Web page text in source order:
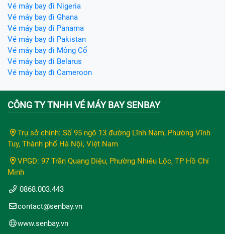
Vé máy bay đi Nigeria
Vé máy bay đi Ghana
Vé máy bay đi Panama
Vé máy bay đi Pakistan
Vé máy bay đi Mông Cổ
Vé máy bay đi Belarus
Vé máy bay đi Cameroon
CÔNG TY TNHH VÉ MÁY BAY SENBAY
Trụ sở chính: Số 95 ngõ 13 đường Lĩnh Nam, Phường Vĩnh
Tuy, Thành phố Hà Nội, Việt Nam
VPGD: 97 Trần Quang Diệu, Phường Nhiêu Lộc, TP Hồ Chí
Minh
0868.003.443
contact@senbay.vn
www.senbay.vn